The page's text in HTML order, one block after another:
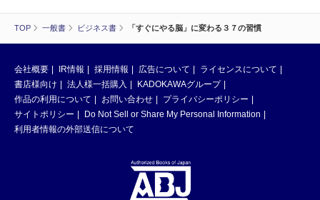
TOP 一般書 ビジネス書 「すぐにやる脳」に変わる３７の習慣
会社概要 IR情報 採用情報 広告について
ライセンスについて
書店様向け
法人様一括購入
KADOKAWAグループ
作品の利用について
お問い合わせ
プライバシーポリシー
サイトポリシー
Do Not Sell or Share My Personal Information
利用者情報の外部送信について